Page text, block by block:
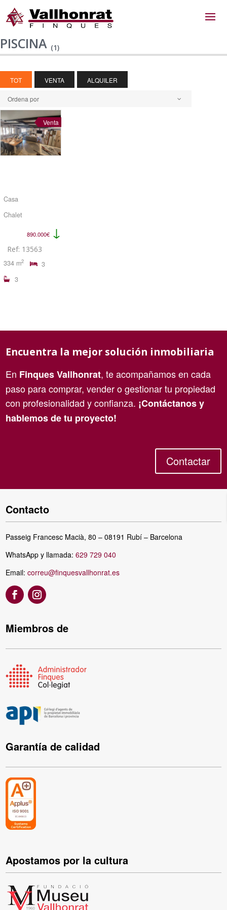
PISCINA (1)
TOT VENTA ALQUILER
Ordena por
Venta
Casa
Chalet
890.000€ ↓
Ref: 13563
334 m2
3
3
Encuentra la mejor solución inmobiliaria
En Finques Vallhonrat, te acompañamos en cada
paso para comprar, vender o gestionar tu propiedad
con profesionalidad y confianza. ¡Contáctanos y
hablemos de tu proyecto!
Contactar
Contacto
Passeig Francesc Macià, 80 – 08191 Rubí – Barcelona
WhatsApp y llamada:629 729 040
Email:correu@finquesvallhonrat.es
Miembros de
Garantía de calidad
Apostamos por la cultura